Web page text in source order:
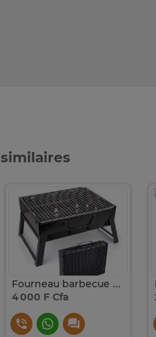
Fourneau barbecue à charbon
4 000 F Cfa